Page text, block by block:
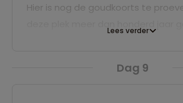
Hier is nog de goudkoorts te
naar de wonderlijke kolkgaten bij
Lees verder
Dag 9